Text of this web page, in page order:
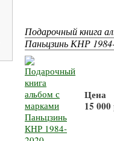
Подарочный книга
Паньцзинь КНР
Цена
15 000